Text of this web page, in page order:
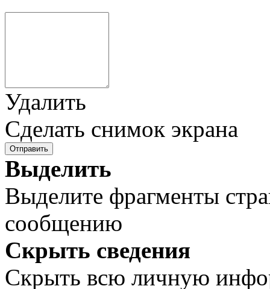
Удалить
Сделать снимок экрана
Отправить
Выделить
Выделите фрагменты
сообщению
Скрыть сведения
Скрыть всю личную